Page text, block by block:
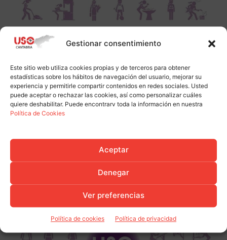
Gestionar consentimiento
Este sitio web utiliza cookies propias y de terceros para obtener
estadísticas sobre los hábitos de navegación del usuario, mejorar su
experiencia y permitirle compartir contenidos en redes sociales. Usted
puede aceptar o rechazar las cookies, así como personalizar cuáles
quiere deshabilitar. Puede encontrarv toda la información en nuestra
Política de Cookies
Aceptar
Denegar
Ver preferencias
Política de cookies Política de privacidad